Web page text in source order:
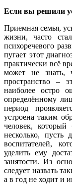
Если вы решили
Приемная семья,
жизни, часто
психоречевого
пугает этот
практически всё
может не знать,
пространство –
наиболее остро
определённому
период
устроена таким
человек,
несколько,
воспитателей,
уделить ему
занятости. Из
следует назвать
а в год не ходит и